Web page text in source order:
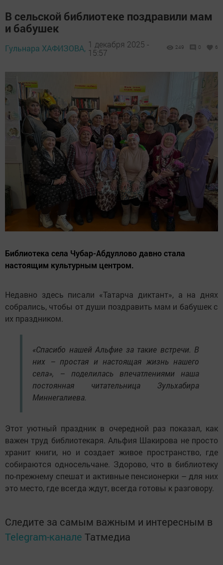
В сельской библиотеке поздравили мам
и бабушек
Гульнара ХАФИЗОВА, 1 декабря 2025 -
15:57
249 0 6
Библиотека села Чубар-Абдуллово давно стала
настоящим культурным центром.
Недавно здесь писали «Татарча диктант», а на днях
собрались, чтобы от души поздравить мам и бабушек с
их праздником.
«Спасибо нашей Альфие за такие встречи. В
них – простая и настоящая жизнь нашего
села», – поделилась впечатлениями наша
постоянная читательница Зульхабира
Миннегалиева.
Этот уютный праздник в очередной раз показал, как
важен труд библиотекаря. Альфия Шакирова не просто
хранит книги, но и создает живое пространство, где
собираются односельчане. Здорово, что в библиотеку
по-прежнему спешат и активные пенсионерки – для них
это место, где всегда ждут, всегда готовы к разговору.
Следите за самым важным и интересным в
Telegram-канале Татмедиа